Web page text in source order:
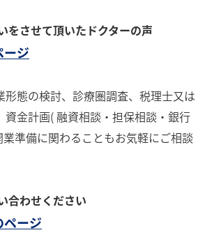
をさせて頂いたドクターの声
ージ
形態の検討、診療圏調査、税理士又は
資金計画( 融資相談・担保相談・銀行
準備に関わることもお気軽にご相談
合わせください
ページ